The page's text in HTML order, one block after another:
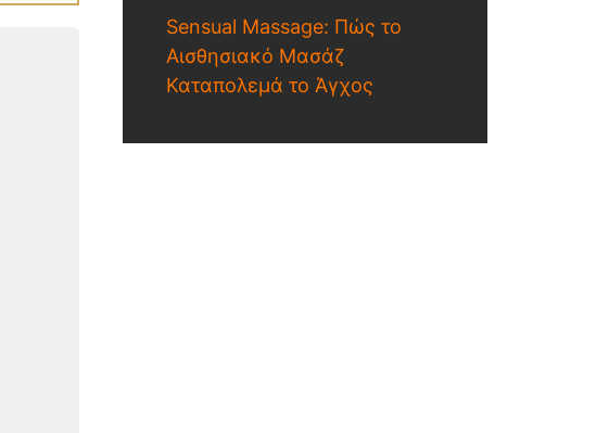
Sensual Massage: Πώς το
Αισθησιακό Μασάζ
Καταπολεμά το Άγχος